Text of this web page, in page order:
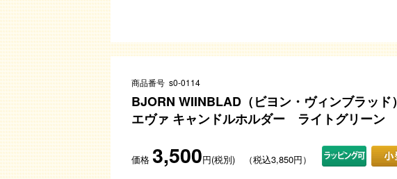
商品番号 s0-0114
BJORN WIINBLAD（ビヨン・ヴィンブラッド）
エヴァ キャンドルホルダー ライトグリーン
価格 3,500円(税別) （税込3,850円）